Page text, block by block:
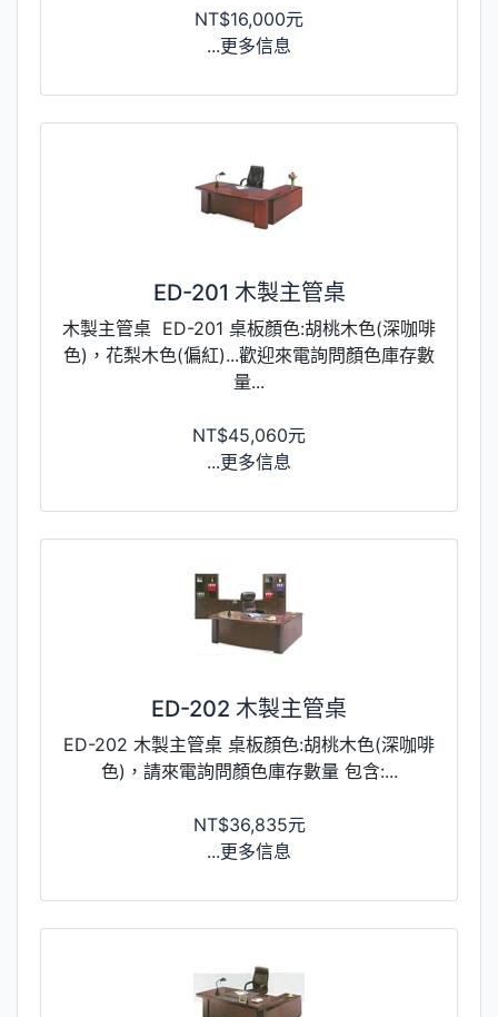
NT$16,000元
...更多信息
ED-201 木製主管桌
木製主管桌 ED-201 桌板顏色:胡桃木色(深咖啡
色)，花梨木色(偏紅)...歡迎來電詢問顏色庫存數
量...
NT$45,060元
...更多信息
ED-202 木製主管桌
ED-202 木製主管桌 桌板顏色:胡桃木色(深咖啡
色)，請來電詢問顏色庫存數量 包含:...
NT$36,835元
...更多信息